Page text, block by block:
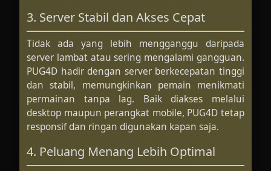
3. Server Stabil dan Akses Cepat
Tidak ada yang lebih mengganggu daripada
server lambat atau sering mengalami gangguan.
PUG4D hadir dengan server berkecepatan tinggi
dan stabil, memungkinkan pemain menikmati
permainan tanpa lag. Baik diakses melalui
desktop maupun perangkat mobile, PUG4D tetap
responsif dan ringan digunakan kapan saja.
4. Peluang Menang Lebih Optimal